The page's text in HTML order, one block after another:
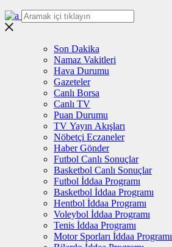
Son Dakika
Namaz Vakitleri
Hava Durumu
Gazeteler
Canlı Borsa
Canlı TV
Puan Durumu
TV Yayın Akışları
Nöbetçi Eczaneler
Haber Gönder
Futbol Canlı Sonuçlar
Basketbol Canlı Sonuçlar
Futbol İddaa Programı
Basketbol İddaa Programı
Hentbol İddaa Programı
Voleybol İddaa Programı
Tenis İddaa Programı
Motor Sporları İddaa Programı